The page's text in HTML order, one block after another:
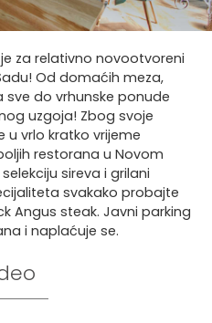
za relativno novootvoreni
Od domaćih meza,
do vrhunske ponude
uzgoja! Zbog svoje
u vrlo kratko vrijeme
restorana u Novom
sireva i grilani
svakako probajte
Angus steak. Javni parking
i naplaćuje se.